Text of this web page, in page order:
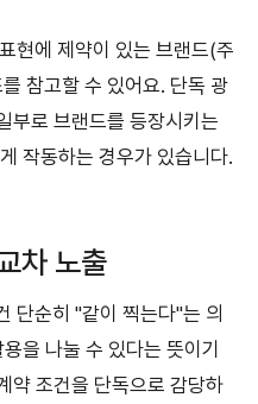
현에 제약이 있는 브랜드(주
참고할 수 있어요. 단독 광
부로 브랜드를 등장시키는
작동하는 경우가 있습니다.
차 노출
단순히 "같이 찍는다"는 의
을 나눌 수 있다는 뜻이기
약 조건을 단독으로 감당하